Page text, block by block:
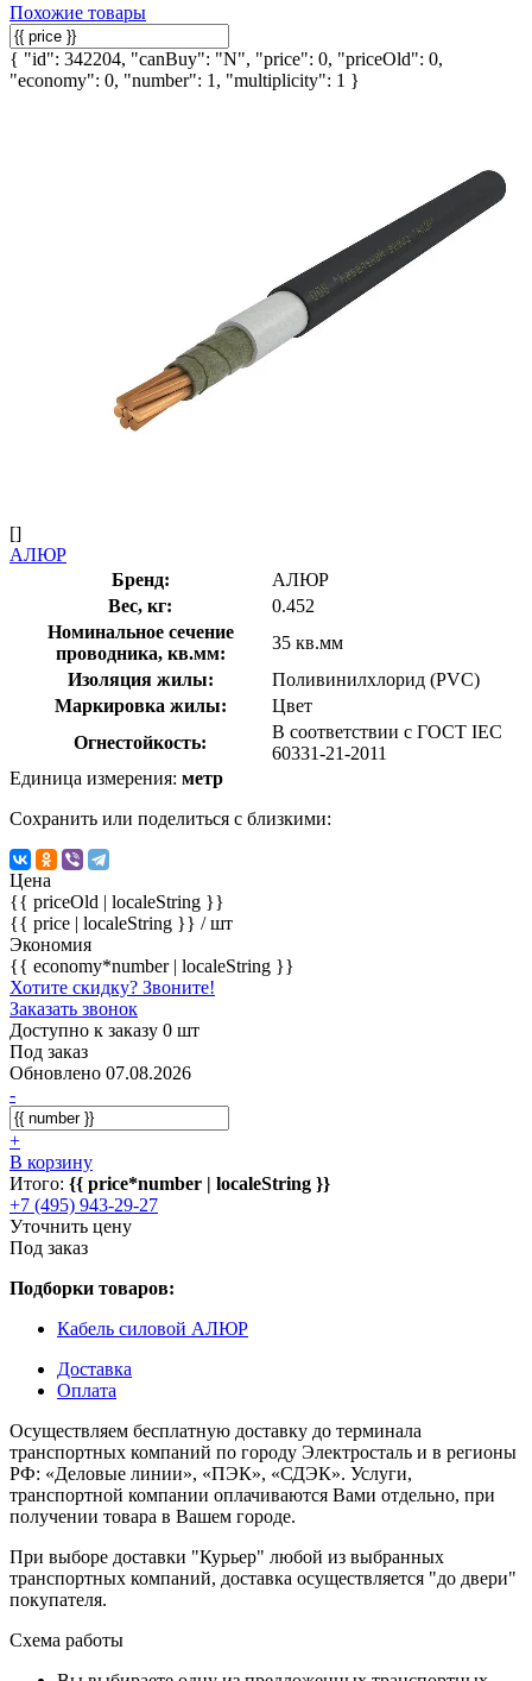
Похожие товары
{ "id": 342204, "canBuy": "N", "price": 0, "priceOld": 0,
"economy": 0, "number": 1, "multiplicity": 1 }
[]
АЛЮР
Бренд:
АЛЮР
Вес, кг:
0.452
Номинальное сечение
проводника, кв.мм:
35 кв.мм
Изоляция жилы:
Поливинилхлорид (PVC)
Маркировка жилы:
Цвет
Огнестойкость:
В соответствии с ГОСТ IEC
60331-21-2011
Единица измерения: метр
Сохранить или поделиться с близкими:
Цена
{{ priceOld | localeString }}
{{ price | localeString }} / шт
Экономия
{{ economy*number | localeString }}
Хотите скидку? Звоните!
Заказать звонок
Доступно к заказу 0 шт
Под заказ
Обновлено 07.08.2026
-
+
В корзину
Итого: {{ price*number | localeString }}
+7 (495) 943-29-27
Уточнить цену
Под заказ
Подборки товаров:
Кабель силовой АЛЮР
Доставка
Оплата
Осуществляем бесплатную доставку до терминала
транспортных компаний по городу Электросталь и в регионы
РФ: «Деловые линии», «ПЭК», «СДЭК». Услуги,
транспортной компании оплачиваются Вами отдельно, при
получении товара в Вашем городе.
При выборе доставки "Курьер" любой из выбранных
транспортных компаний, доставка осуществляется "до двери"
покупателя.
Схема работы